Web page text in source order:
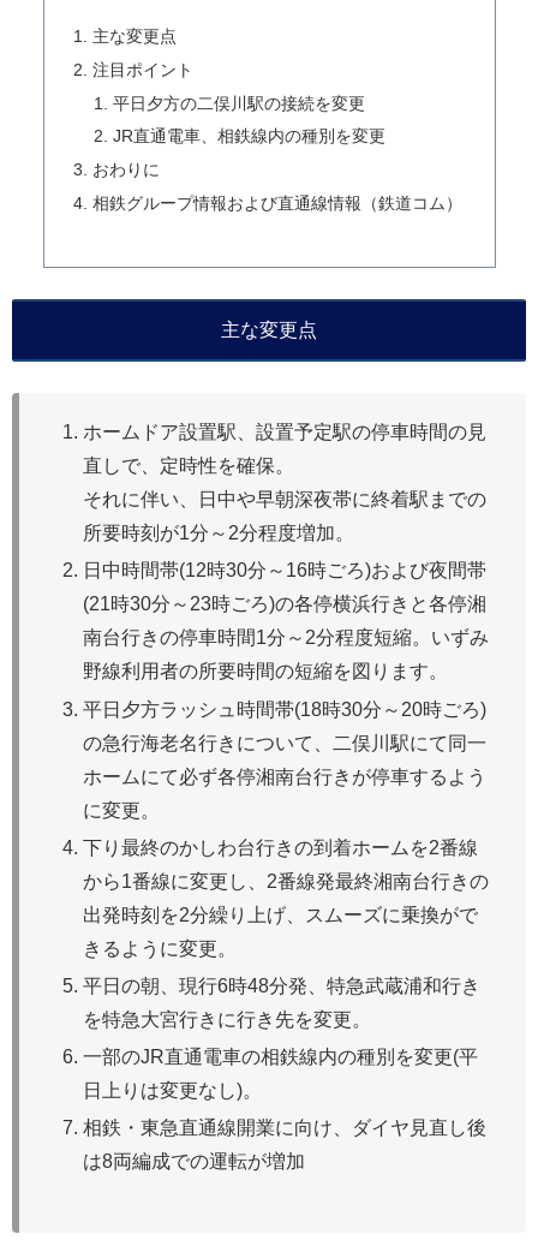
主な変更点
注目ポイント
平日夕方の二俣川駅の接続を変更
JR直通電車、相鉄線内の種別を変更
おわりに
相鉄グループ情報および直通線情報（鉄道コム）
主な変更点
ホームドア設置駅、設置予定駅の停車時間の見
直しで、定時性を確保。
それに伴い、日中や早朝深夜帯に終着駅までの
所要時刻が1分～2分程度増加。
日中時間帯(12時30分～16時ごろ)および夜間帯
(21時30分～23時ごろ)の各停横浜行きと各停湘
南台行きの停車時間1分～2分程度短縮。いずみ
野線利用者の所要時間の短縮を図ります。
平日夕方ラッシュ時間帯(18時30分～20時ごろ)
の急行海老名行きについて、二俣川駅にて同一
ホームにて必ず各停湘南台行きが停車するよう
に変更。
下り最終のかしわ台行きの到着ホームを2番線
から1番線に変更し、2番線発最終湘南台行きの
出発時刻を2分繰り上げ、スムーズに乗換がで
きるように変更。
平日の朝、現行6時48分発、特急武蔵浦和行き
を特急大宮行きに行き先を変更。
一部のJR直通電車の相鉄線内の種別を変更(平
日上りは変更なし)。
相鉄・東急直通線開業に向け、ダイヤ見直し後
は8両編成での運転が増加